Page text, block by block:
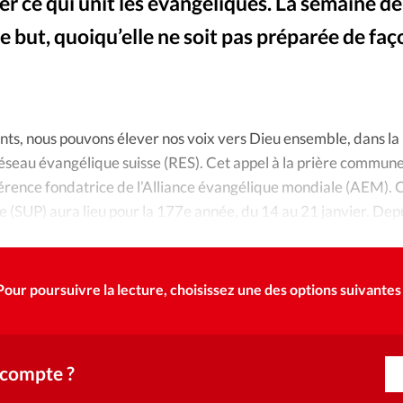
Opinions
À
Mon
Nous
Emploi
but, quoiqu’elle ne soit pas préparée de
nous pouvons élever nos voix vers Dieu ensemble, dans
évangélique suisse (RES). Cet appel à la prière
fondatrice de l’Alliance évangélique mondiale (AEM).
(SUP) aura lieu pour la 177e année, du 14 au 21 janvier.
poursuivre la lecture, choisissez une des options suivantes
?